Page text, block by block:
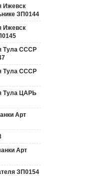
Ижевск
ЗП0144
Ижевск
Тула СССР
Тула СССР
Тула ЦАРЬ
Арт
Арт
ЗП0154